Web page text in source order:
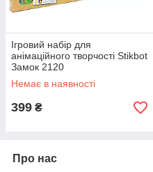
Ігровий набір для
анімаційного творчості Stikbot
Замок 2120
Немає в наявності
399 ₴
Про нас